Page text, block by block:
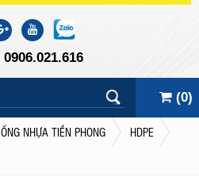
0906.021.616
(0)
ỐNG NHỰA TIỀN PHONG
HDPE